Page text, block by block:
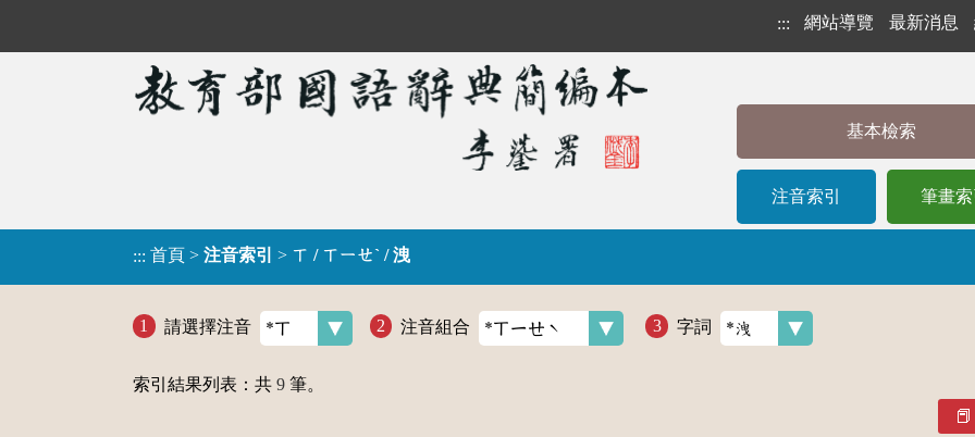
::: 網站導覽 最新消息
基本檢索
注音索引 筆畫索
::: 首頁 > 注音索引 > ㄒ / ㄒㄧㄝˋ / 洩
請選擇注音 注音組合 字詞
索引結果列表：共 9 筆。